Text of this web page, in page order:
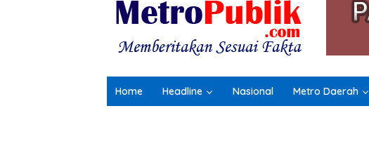
Home Headline Nasional Metro Daerah